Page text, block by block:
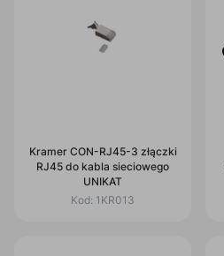
Kramer CON-RJ45-3 złączki
RJ45 do kabla sieciowego
UNIKAT
Kod: 1KR013